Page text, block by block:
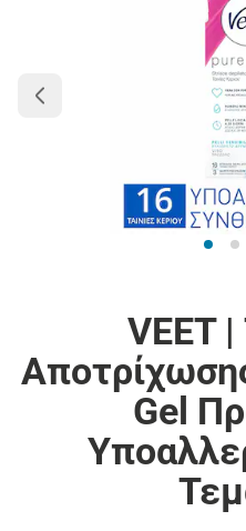
VEET |
Gel